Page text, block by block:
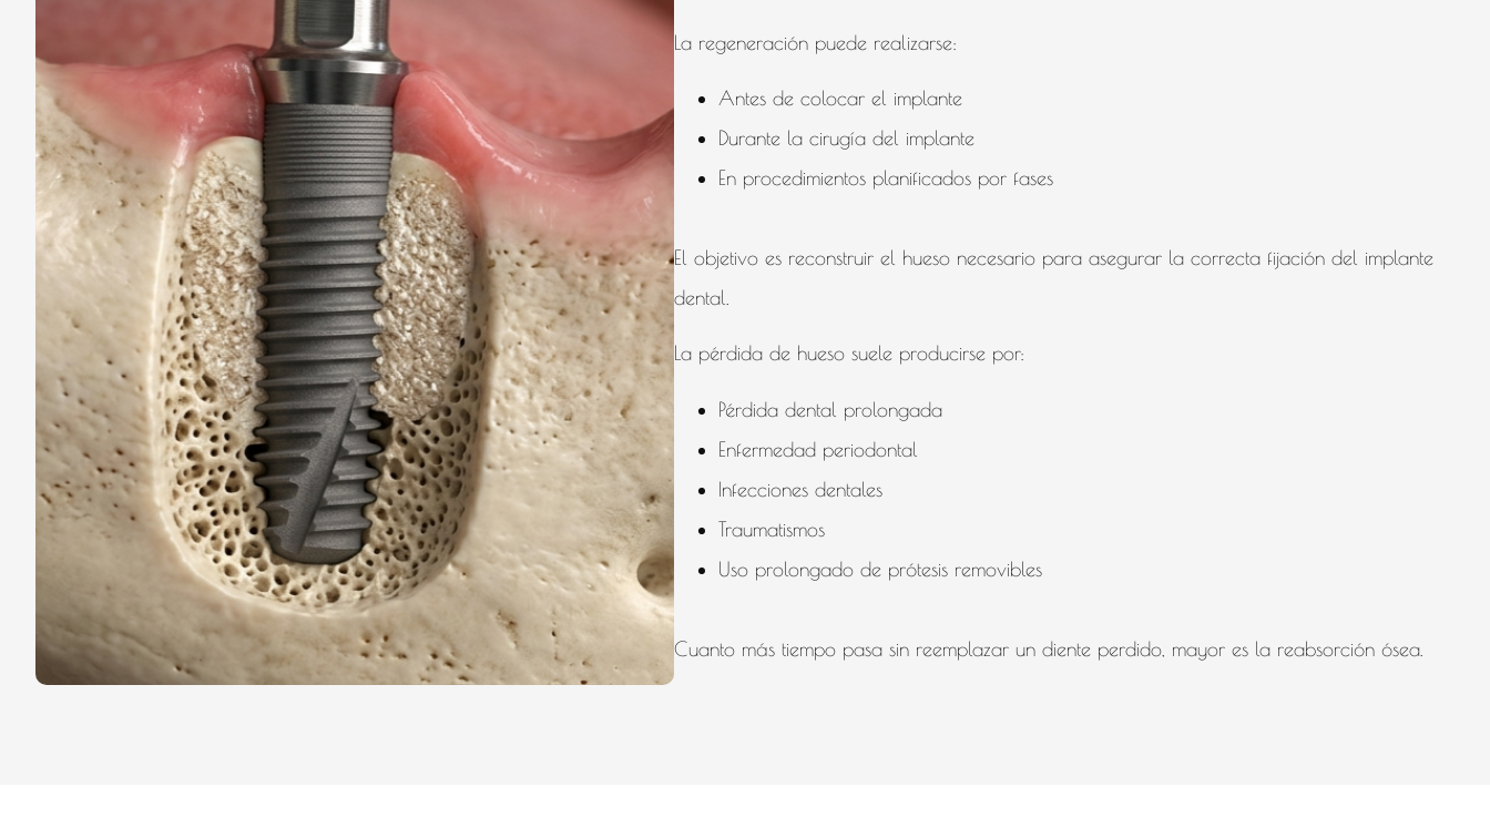
La regeneración puede realizarse:
Antes de colocar el implante
Durante la cirugía del implante
En procedimientos planificados por fases
El objetivo es reconstruir el hueso necesario para asegurar la correcta fijación del implante
dental.
La pérdida de hueso suele producirse por:
Pérdida dental prolongada
Enfermedad periodontal
Infecciones dentales
Traumatismos
Uso prolongado de prótesis removibles
Cuanto más tiempo pasa sin reemplazar un diente perdido, mayor es la reabsorción ósea.